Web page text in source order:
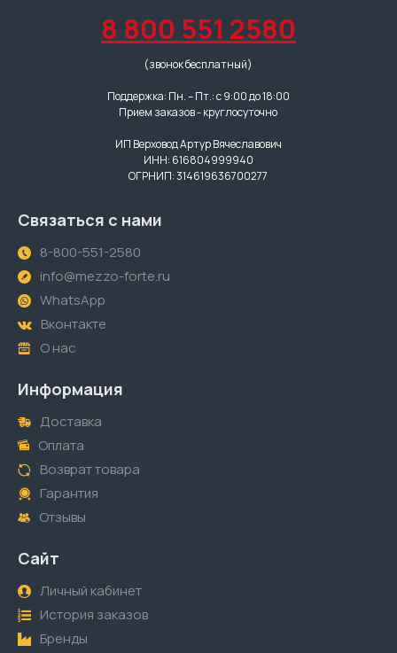
8 800 551 2580
(звонок бесплатный)
Поддержка: Пн. – Пт.: с 9:00 до 18:00
Прием заказов - круглосуточно
ИП Верховод Артур Вячеславович
ИНН: 616804999940
ОГРНИП: 314619636700277
Связаться с нами
8-800-551-2580
info@mezzo-forte.ru
WhatsApp
Вконтакте
О нас
Информация
Доставка
Оплата
Возврат товара
Гарантия
Отзывы
Сайт
Личный кабинет
История заказов
Бренды